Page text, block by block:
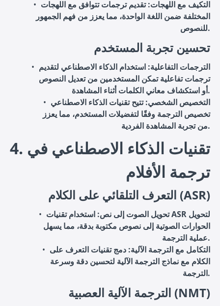
التكيف مع اللهجات: تقديم ترجمات تتوافق مع اللهجات
المختلفة ضمن اللغة الواحدة، مما يعزز من فهم الجمهور
للنصوص.
تحسين تجربة المستخدم
الترجمات التفاعلية: استخدام الذكاء الاصطناعي لتقديم
ترجمات تفاعلية تمكن المستخدمين من تعديل النصوص
أو استكشاف معاني الكلمات أثناء المشاهدة.
التخصيص الشخصي: تتيح تقنيات الذكاء الاصطناعي
تخصيص الترجمة وفقًا لتفضيلات المستخدم، مما يعزز
من تجربة المشاهدة الفردية.
4. تقنيات الذكاء الاصطناعي في
ترجمة الأفلام
التعرف التلقائي على الكلام (ASR)
تحويل الصوت إلى نص: استخدام تقنيات ASR لتحويل
الحوارات الصوتية إلى نصوص مكتوبة بدقة، مما يسهل
عملية الترجمة.
التكامل مع الترجمة الآلية: دمج تقنيات التعرف على
الكلام مع نماذج الترجمة الآلية لتحسين دقة وسرعة
الترجمة.
الترجمة الآلية العصبية (NMT)